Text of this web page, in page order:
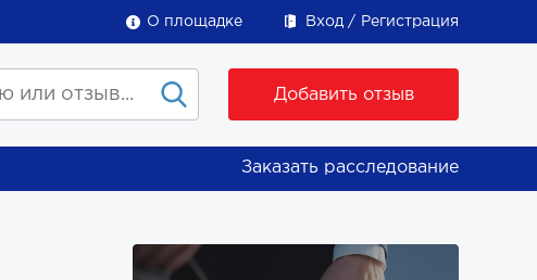
О площадке Вход Регистрация
Добавить отзыв
Заказать расследование